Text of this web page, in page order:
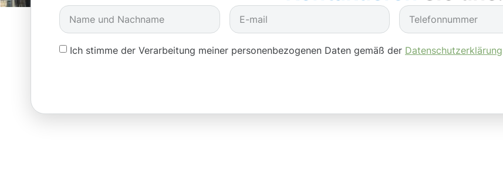
Ich stimme der Verarbeitung meiner personenbezogenen Daten gemäß der Datenschutzerklärung